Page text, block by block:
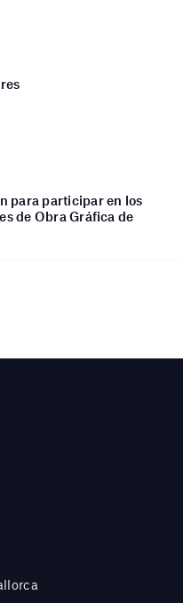
para participar en los
de Obra Gráfica de